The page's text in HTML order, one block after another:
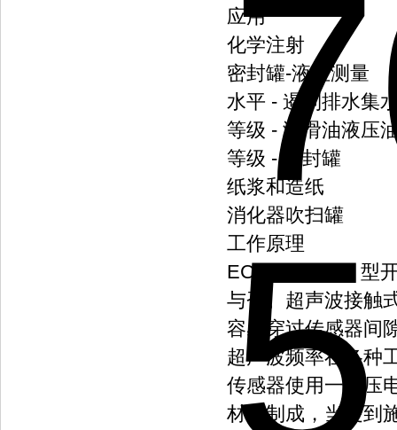
应用
化学注射
密封罐-液位测量
水平 - 遏制排水集
等级 - 润滑油液压
等级 - 密封罐
纸浆和造纸
消化器吹扫罐
工作原理
ECHOTEL 910 型
与否。超声波接触
容易穿过传感器间
超声波频率在各种
传感器使用一对压
材料制成，当受到